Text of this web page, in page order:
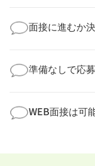
してお答えい
勤務体制や職
す！
面接に進むか
積極的に受け
の様子を見る
ださい！
準備なしで応
まで、一から
たばかり」
WEB面接は可
すめしていま